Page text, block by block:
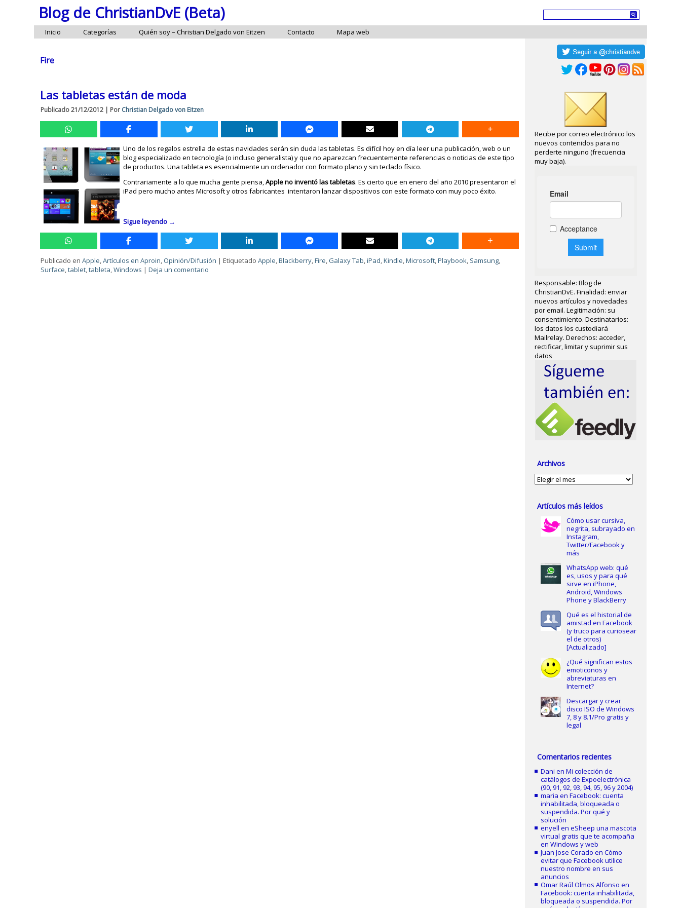
Blog de ChristianDvE (Beta)
Inicio Categorías Quién soy – Christian Delgado von Eitzen Contacto Mapa web
Fire
Las tabletas están de moda
Publicado21/12/2012 | Por Christian Delgado von Eitzen
Uno de los regalos estrella de estas navidades serán sin duda las tabletas. Es difícil hoy en día leer una publicación, web o un
blog especializado en tecnología (o incluso generalista) y que no aparezcan frecuentemente referencias o noticias de este tipo
de productos. Una tableta es esencialmente un ordenador con formato plano y sin teclado físico.
Contrariamente a lo que mucha gente piensa,Apple no inventó las tabletas. Es cierto que en enero del año 2010 presentaron el
iPad pero mucho antes Microsoft y otros fabricantes intentaron lanzar dispositivos con este formato con muy poco éxito.
Sigue leyendo →
Publicado en Apple,Artículos en Aproin, Opinión/Difusión |Etiquetado Apple,Blackberry,Fire, Galaxy Tab,iPad,Kindle,Microsoft,Playbook, Samsung,
Surface,tablet,tableta,Windows |Deja un comentario
Recibe por correo electrónico los
nuevos contenidos para no
perderte ninguno (frecuencia
muy baja).
Responsable: Blog de
ChristianDvE. Finalidad: enviar
nuevos artículos y novedades
por email. Legitimación: su
consentimiento. Destinatarios:
los datos los custodiará
Mailrelay. Derechos: acceder,
rectificar, limitar y suprimir sus
datos
Archivos
Archivos
Artículos más leídos
Cómo usar cursiva,
negrita, subrayado en
Instagram,
Twitter/Facebook y
más
WhatsApp web: qué
es, usos y para qué
sirve en iPhone,
Android, Windows
Phone y BlackBerry
Qué es el historial de
amistad en Facebook
(y truco para curiosear
el de otros)
[Actualizado]
¿Qué significan estos
emoticonos y
abreviaturas en
Internet?
Descargar y crear
disco ISO de Windows
7, 8 y 8.1/Pro gratis y
legal
Comentarios recientes
Dani enMi colección de
catálogos de Expoelectrónica
(90, 91, 92, 93, 94, 95, 96 y 2004)
maria enFacebook: cuenta
inhabilitada, bloqueada o
suspendida. Por qué y
solución
enyell eneSheep una mascota
virtual gratis que te acompaña
en Windows y web
Juan Jose Corado enCómo
evitar que Facebook utilice
nuestro nombre en sus
anuncios
Omar Raúl Olmos Alfonso en
Facebook: cuenta inhabilitada,
bloqueada o suspendida. Por